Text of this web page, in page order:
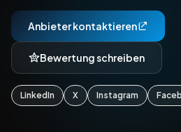
Anbieter kontaktieren
Bewertung schreiben
LinkedIn X Instagram